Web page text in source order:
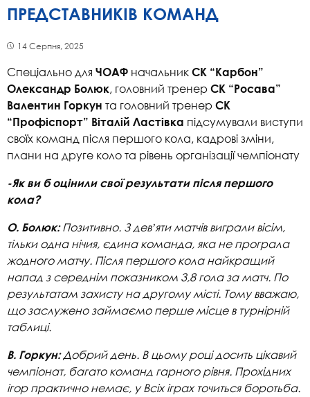
ПРЕДСТАВНИКІВ КОМАНД
14 Серпня, 2025
Спеціально для ЧОАФ начальник СК “Карбон”
Олександр Болюк, головний тренер СК “Росава”
Валентин Горкун та головний тренер СК
“Профіспорт” Віталій Ластівка підсумували виступи
своїх команд після першого кола, кадрові зміни,
плани на друге коло та рівень організації чемпіонату
-Як ви б оцінили свої результати після першого
кола?
О. Болюк:Позитивно. З девʼяти матчів виграли вісім,
тільки одна нічия, єдина команда, яка не програла
жодного матчу. Після першого кола найкращий
напад з середнім показником 3,8 гола за матч. По
результатам захисту на другому місті. Тому вважаю,
що заслужено займаємо перше місце в турнірній
таблиці.
В. Горкун:Добрий день. В цьому році досить цікавий
чемпіонат, багато команд гарного рівня. Прохідних
ігор практично немає, у Всіх іграх точиться боротьба.